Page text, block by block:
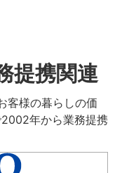
提携関連
客様の暮らしの価
年から業務提携